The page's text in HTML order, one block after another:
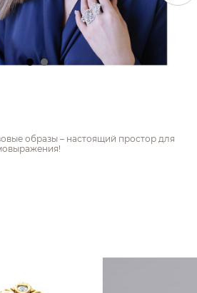
образы – настоящий простор для